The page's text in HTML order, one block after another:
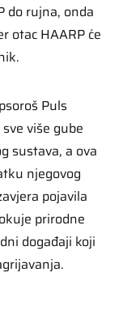
do rujna, onda
otac HAARP će
Puls
više gube
sustava, a ova
njegovog
pojavila
prirodne
događaji koji